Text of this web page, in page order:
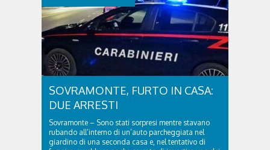
SOVRAMONTE, FURTO IN CASA:
DUE ARRESTI
Sovramonte – Sono stati sorpresi mentre stavano
rubando all’interno di un’auto parcheggiata nel
giardino di una seconda casa e, nel tentativo di